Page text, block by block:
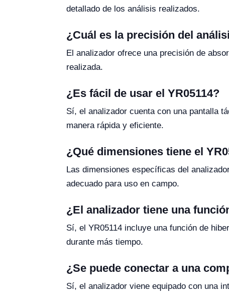
detallado de los análisis realizados.
¿Cuál es la precisión del
El analizador ofrece una precisión de
realizada.
¿Es fácil de usar el YR05114?
Sí, el analizador cuenta con una pantalla
manera rápida y eficiente.
¿Qué dimensiones tiene el
Las dimensiones específicas del
adecuado para uso en campo.
¿El analizador tiene una
Sí, el YR05114 incluye una función de
durante más tiempo.
¿Se puede conectar a una
Sí, el analizador viene equipado con una